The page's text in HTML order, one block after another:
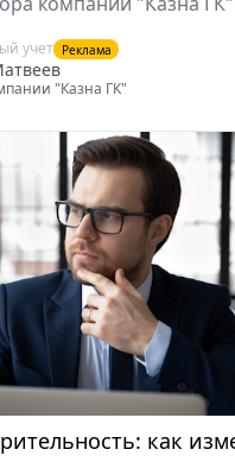
и
какие ошибки
контроль в
К каким
компании "Казна
учет Реклама
"Казна ГК"